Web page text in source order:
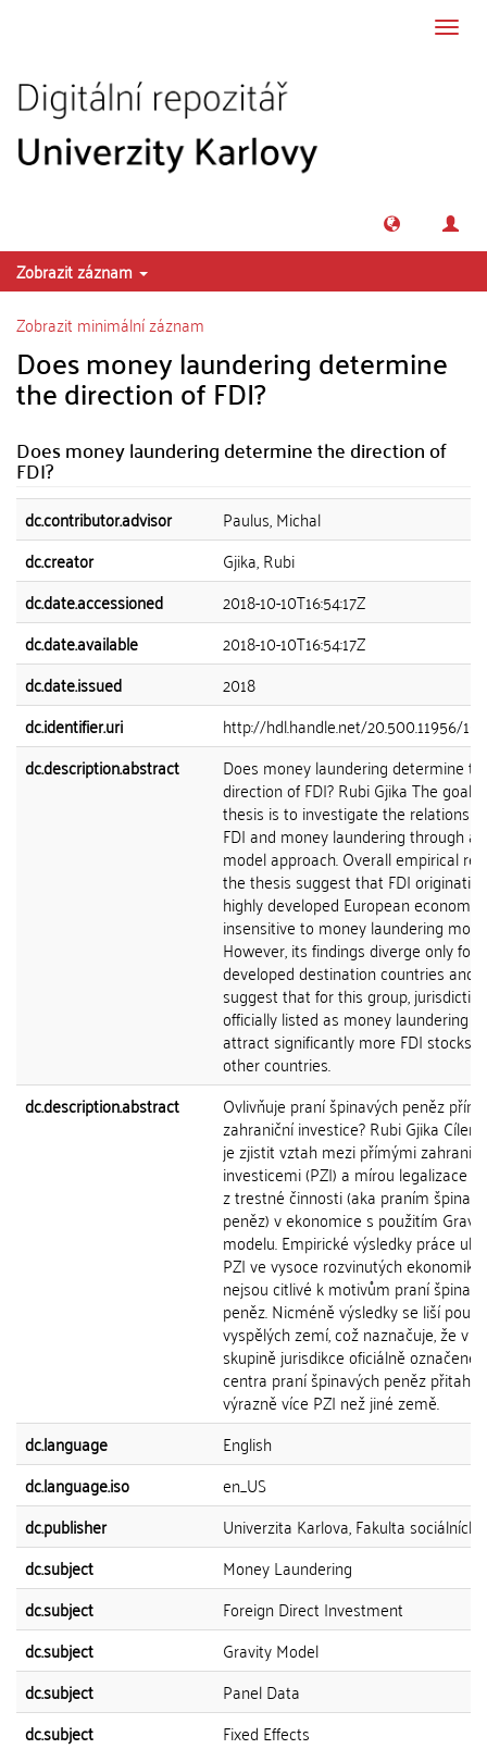
Zobrazit záznam
Zobrazit minimální záznam
Does money laundering determine
the direction of FDI?
Does money laundering determine the direction of
FDI?
dc.contributor.advisor
Paulus, Michal
dc.creator
Gjika, Rubi
dc.date.accessioned
2018-10-10T16:54:17Z
dc.date.available
2018-10-10T16:54:17Z
dc.date.issued
2018
dc.identifier.uri
http://hdl.handle.net/20.500.11956/
dc.description.abstract
Does money laundering determine
direction of FDI? Rubi Gjika The goal
thesis is to investigate the
FDI and money laundering through a
model approach. Overall empirical
the thesis suggest that FDI
highly developed European
insensitive to money laundering
However, its findings diverge only for
developed destination countries and
suggest that for this group,
officially listed as money laundering
attract significantly more FDI stocks
other countries.
dc.description.abstract
Ovlivňuje praní špinavých peněz
zahraniční investice? Rubi Gjika
je zjistit vztah mezi přímými
investicemi (PZI) a mírou legalizace
z trestné činnosti (aka praním
peněz) v ekonomice s použitím
modelu. Empirické výsledky práce
PZI ve vysoce rozvinutých
nejsou citlivé k motivům praní
peněz. Nicméně výsledky se liší
vyspělých zemí, což naznačuje, že v
skupině jurisdikce oficiálně označené
centra praní špinavých peněz přitahují
výrazně více PZI než jiné země.
dc.language
English
dc.language.iso
en_US
dc.publisher
Univerzita Karlova, Fakulta sociálních
dc.subject
Money Laundering
dc.subject
Foreign Direct Investment
dc.subject
Gravity Model
dc.subject
Panel Data
dc.subject
Fixed Effects